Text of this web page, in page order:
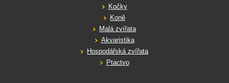
Kočky
Koně
Malá zvířata
Akvaristika
Hospodářská zvířata
Ptactvo